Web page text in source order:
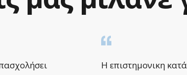
Η επιστημονικη